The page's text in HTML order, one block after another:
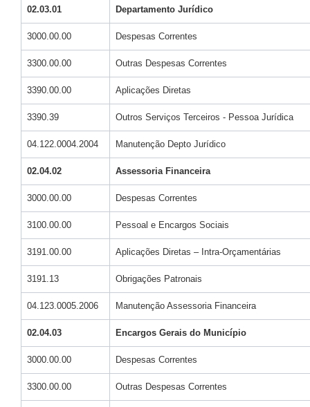
02.03.01 Departamento Jurídico
3000.00.00 Despesas Correntes
3300.00.00 Outras Despesas Correntes
3390.00.00 Aplicações Diretas
3390.39 Outros Serviços Terceiros - Pessoa Jurídica
04.122.0004.2004 Manutenção Depto Jurídico
02.04.02 Assessoria Financeira
3000.00.00 Despesas Correntes
3100.00.00 Pessoal e Encargos Sociais
3191.00.00 Aplicações Diretas – Intra-Orçamentárias
3191.13 Obrigações Patronais
04.123.0005.2006 Manutenção Assessoria Financeira
02.04.03 Encargos Gerais do Município
3000.00.00 Despesas Correntes
3300.00.00 Outras Despesas Correntes